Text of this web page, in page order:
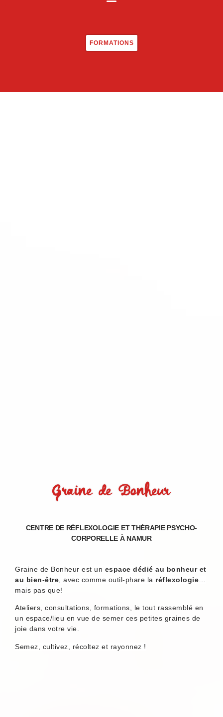
FORMATIONS
Graine de Bonheur
CENTRE DE RÉFLEXOLOGIE ET THÉRAPIE PSYCHO-
CORPORELLE À NAMUR
Graine de Bonheur est un espace dédié au bonheur et
au bien-être , avec comme outil-phare la réflexologie
mais pas que!
Ateliers, consultations, formations, le tout rassemblé en
un espace/lieu en vue de semer ces petites graines de
joie dans votre vie.
Semez, cultivez, récoltez et rayonnez !